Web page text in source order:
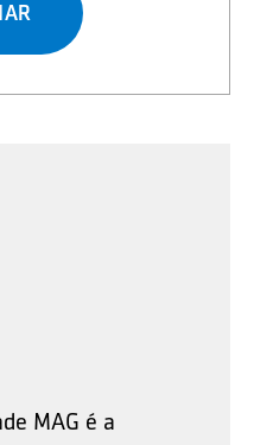
MAG é a